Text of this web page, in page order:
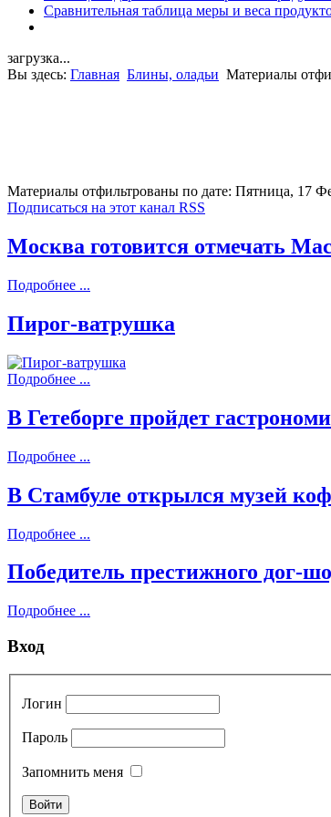
Сравнительная таблица меры и веса
загрузка...
Вы здесь: Главная Блины, оладьи Материалы
Материалы отфильтрованы по дате: Пятница, 17
Подписаться на этот канал RSS
Москва готовится отмечать
Подробнее ...
Пирог-ватрушка
Подробнее ...
В Гетеборге пройдет
Подробнее ...
В Стамбуле открылся музей
Подробнее ...
Победитель престижного дог-
Подробнее ...
Вход
Логин
Пароль
Запомнить меня